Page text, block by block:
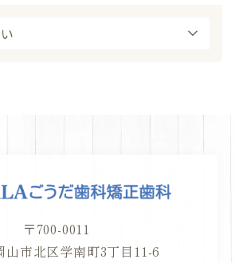
〒700-0011
山市北区学南町3丁目11-6